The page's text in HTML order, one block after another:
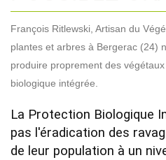
François Ritlewski, Artisan du
plantes et arbres à Bergerac (24)
produire proprement des
biologique intégrée.
La Protection Biologique
pas l'éradication des
de leur population à un